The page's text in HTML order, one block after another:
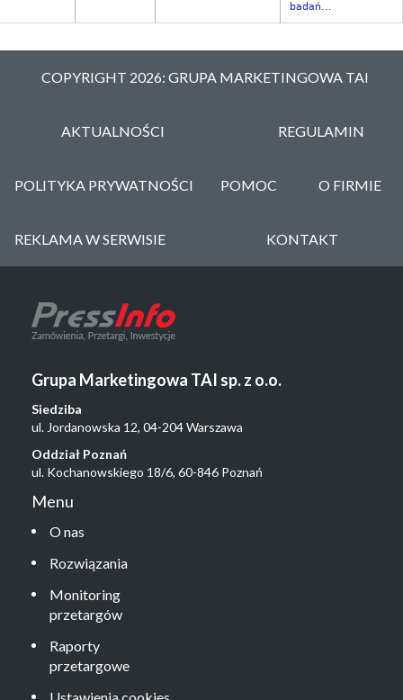
badań...
COPYRIGHT 2026: GRUPA MARKETINGOWA TAI
AKTUALNOŚCI REGULAMIN
POLITYKA PRYWATNOŚCI POMOC O FIRMIE
REKLAMA W SERWISIE KONTAKT
Grupa Marketingowa TAI sp. z o.o.
Siedziba
ul. Jordanowska 12, 04-204 Warszawa
Oddział Poznań
ul. Kochanowskiego 18/6, 60-846 Poznań
Menu
O nas
Rozwiązania
Monitoring
przetargów
Raporty
przetargowe